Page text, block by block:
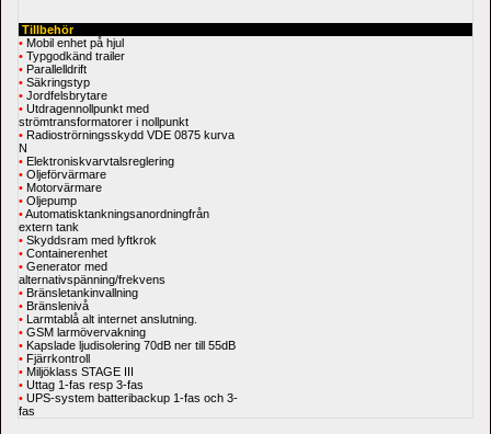
Tillbehör
• Mobil enhet på hjul
• Typgodkänd trailer
• Parallelldrift
• Säkringstyp
• Jordfelsbrytare
• Utdragennollpunkt med
strömtransformatorer i nollpunkt
• Radioströrningsskydd VDE 0875 kurva
N
• Elektroniskvarvtalsreglering
• Oljeförvärmare
• Motorvärmare
• Oljepump
•Automatisktankningsanordningfrån
extern tank
• Skyddsram med lyftkrok
• Containerenhet
• Generator med
alternativspänning/frekvens
• Bränsletankinvallning
• Bränslenivå
• Larmtablå alt internet anslutning.
• GSM larmövervakning
• Kapslade ljudisolering 70dB ner till 55dB
• Fjärrkontroll
• Miljöklass STAGE III
• Uttag 1-fas resp 3-fas
• UPS-system batteribackup 1-fas och 3-
fas